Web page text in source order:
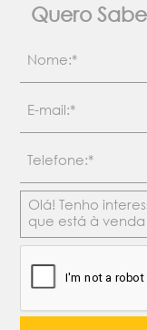
Quero